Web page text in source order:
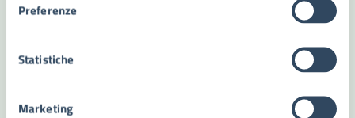
Preferenze
Statistiche
Marketing
Numero verde 800299507